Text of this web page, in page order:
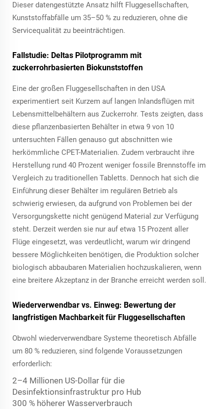
Dieser datengestützte Ansatz hilft Fluggesellschaften,
Kunststoffabfälle um 35–50 % zu reduzieren, ohne die
Servicequalität zu beeinträchtigen.
Fallstudie: Deltas Pilotprogramm mit
zuckerrohrbasierten Biokunststoffen
Eine der großen Fluggesellschaften in den USA
experimentiert seit Kurzem auf langen Inlandsflügen mit
Lebensmittelbehältern aus Zuckerrohr. Tests zeigten, dass
diese pflanzenbasierten Behälter in etwa 9 von 10
untersuchten Fällen genauso gut abschnitten wie
herkömmliche CPET-Materialien. Zudem verbraucht ihre
Herstellung rund 40 Prozent weniger fossile Brennstoffe im
Vergleich zu traditionellen Tabletts. Dennoch hat sich die
Einführung dieser Behälter im regulären Betrieb als
schwierig erwiesen, da aufgrund von Problemen bei der
Versorgungskette nicht genügend Material zur Verfügung
steht. Derzeit werden sie nur auf etwa 15 Prozent aller
Flüge eingesetzt, was verdeutlicht, warum wir dringend
bessere Möglichkeiten benötigen, die Produktion solcher
biologisch abbaubaren Materialien hochzuskalieren, wenn
eine breitere Akzeptanz in der Branche erreicht werden soll.
Wiederverwendbar vs. Einweg: Bewertung der
langfristigen Machbarkeit für Fluggesellschaften
Obwohl wiederverwendbare Systeme theoretisch Abfälle
um 80 % reduzieren, sind folgende Voraussetzungen
erforderlich:
2–4 Millionen US-Dollar für die
Desinfektionsinfrastruktur pro Hub
300 % höherer Wasserverbrauch